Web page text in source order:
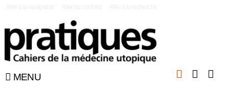
MENU